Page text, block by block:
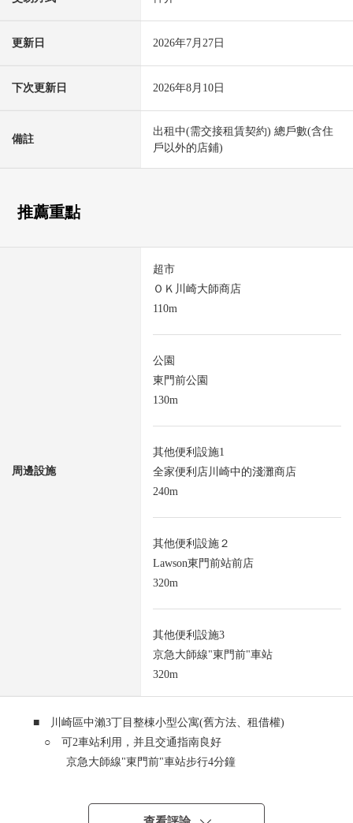
更新日 2026年7月27日
下次更新日 2026年8月10日
備註
出租中(需交接租賃契約) 總戶數(含住
戶以外的店鋪)
推薦重點
周邊設施
超市
ＯＫ川崎大師商店
110m
公園
東門前公園
130m
其他便利設施1
全家便利店川崎中的淺灘商店
240m
其他便利設施２
Lawson東門前站前店
320m
其他便利設施3
京急大師線"東門前"車站
320m
■ 川崎區中瀨3丁目整棟小型公寓(舊方法、租借權)
○ 可2車站利用，并且交通指南良好
京急大師線"東門前"車站步行4分鐘
○ 到生活購物中心、飲食店進入的購物中心步行2分鐘